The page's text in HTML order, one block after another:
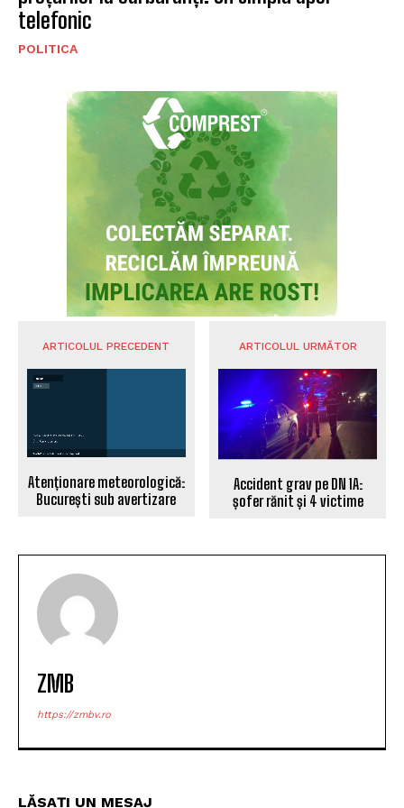
telefonic
POLITICA
ARTICOLUL PRECEDENT
Atenționare meteorologică:
București sub avertizare
ARTICOLUL URMĂTOR
Accident grav pe DN 1A:
șofer rănit și 4 victime
ZMB
https://zmbv.ro
LĂSAȚI UN MESAJ